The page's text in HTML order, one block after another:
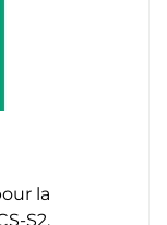
la
S2.